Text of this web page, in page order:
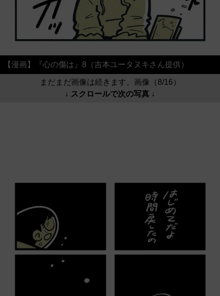
【漫画】『心の傷は』8（吉本ユータヌキさん提供）
まだまだ画像は続きます。画像（8/16）
↓ スクロールで次の写真 ↓